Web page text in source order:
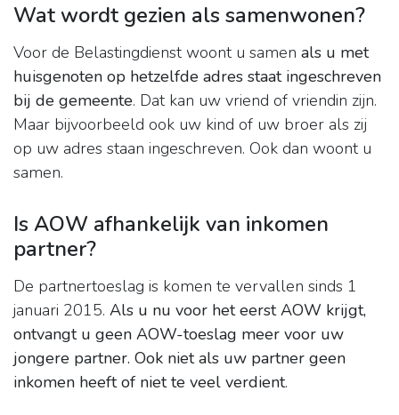
Wat wordt gezien als samenwonen?
Voor de Belastingdienst woont u samen als u met
huisgenoten op hetzelfde adres staat ingeschreven
bij de gemeente. Dat kan uw vriend of vriendin zijn.
Maar bijvoorbeeld ook uw kind of uw broer als zij
op uw adres staan ingeschreven. Ook dan woont u
samen.
Is AOW afhankelijk van inkomen
partner?
De partnertoeslag is komen te vervallen sinds 1
januari 2015. Als u nu voor het eerst AOW krijgt,
ontvangt u geen AOW-toeslag meer voor uw
jongere partner. Ook niet als uw partner geen
inkomen heeft of niet te veel verdient.